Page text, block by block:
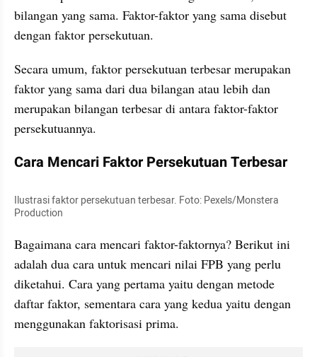
bilangan yang sama. Faktor-faktor yang sama disebut
dengan faktor persekutuan.
Secara umum, faktor persekutuan terbesar merupakan
faktor yang sama dari dua bilangan atau lebih dan
merupakan bilangan terbesar di antara faktor-faktor
persekutuannya.
Cara Mencari Faktor Persekutuan Terbesar
Ilustrasi faktor persekutuan terbesar. Foto: Pexels/Monstera
Production
Bagaimana cara mencari faktor-faktornya? Berikut ini
adalah dua cara untuk mencari nilai FPB yang perlu
diketahui. Cara yang pertama yaitu dengan metode
daftar faktor, sementara cara yang kedua yaitu dengan
menggunakan faktorisasi prima.